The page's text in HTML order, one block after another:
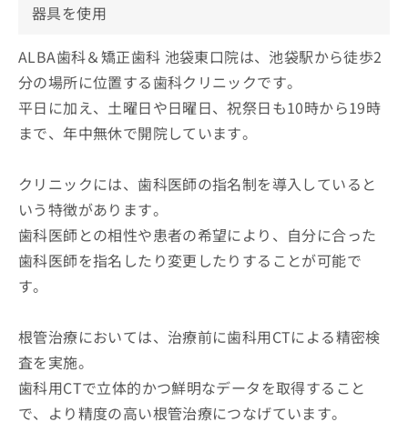
器具を使用
ALBA歯科＆矯正歯科 池袋東口院は、池袋駅から徒歩2
分の場所に位置する歯科クリニックです。
平日に加え、土曜日や日曜日、祝祭日も10時から19時
まで、年中無休で開院しています。
クリニックには、歯科医師の指名制を導入していると
いう特徴があります。
歯科医師との相性や患者の希望により、自分に合った
歯科医師を指名したり変更したりすることが可能で
す。
根管治療においては、治療前に歯科用CTによる精密検
査を実施。
歯科用CTで立体的かつ鮮明なデータを取得すること
で、より精度の高い根管治療につなげています。